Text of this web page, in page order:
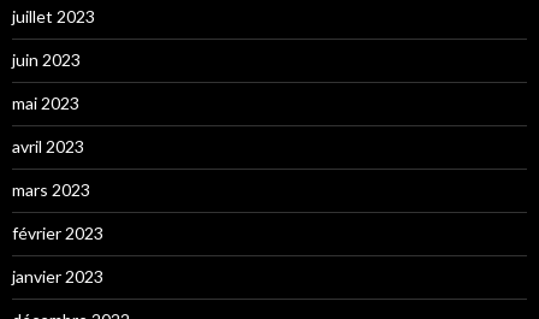
juillet 2023
juin 2023
mai 2023
avril 2023
mars 2023
février 2023
janvier 2023